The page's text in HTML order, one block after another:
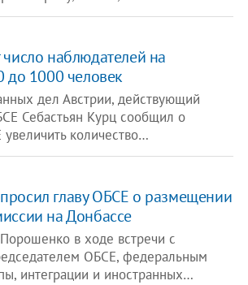
наблюдателей на
до 1000 человек
дел Австрии, действующий
Себастьян Курц сообщил о
количество…
главу ОБСЕ о размещении
на Донбассе
в ходе встречи с
ОБСЕ, федеральным
интеграции и иностранных…